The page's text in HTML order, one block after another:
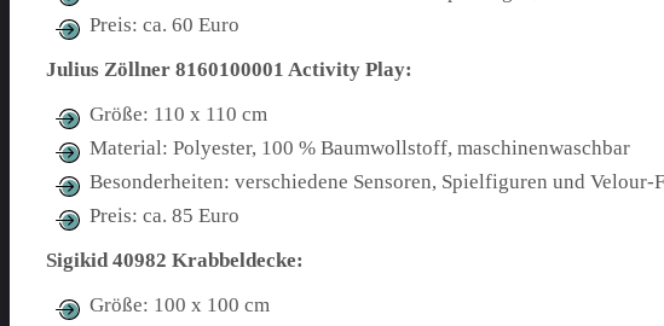
Preis: ca. 60 Euro
Julius Zöllner 8160100001 Activity Play:
Größe: 110 x 110 cm
Material: Polyester, 100 % Baumwollstoff, maschinenwaschbar
Besonderheiten: verschiedene Sensoren, Spielfiguren und Velour-
Preis: ca. 85 Euro
Sigikid 40982 Krabbeldecke:
Größe: 100 x 100 cm